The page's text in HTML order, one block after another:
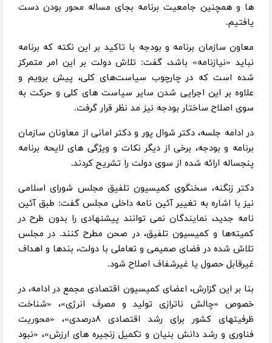
ها و همچنین جامعیت برنامه بجای مساله محور بودن دست
یافتیم.
معاون سازمان برنامه و بودجه با تاکید بر این نکته که برنامه
نباید «نیازنامه» باشد، گفت: تلاش دولت بر این امر متمرکز
شده است که در چارچوب سیاست‌های کلی، پیش برویم و
علاوه بر این اجرایی شدن سایر سیاست های کلی و حرکت به
سوی اصلاح ساختار بودجه نیز مد نظر قرار گرفت.
در ادامه جلسه، دکتر شوال پور و دکتر امانی از معاونان سازمان
برنامه و بودجه، برخی از دیگر نکات و ویژگی های لایحه برنامه
پنجساله ارائه شده از سوی دولت را تشریح کردند.
دکتر زنگنه، سخنگوی کمیسیون تلفیق مجلس شورای اسلامی
نیز با اشاره به تغییر آئین نامه داخلی مجلس گفت: طبق آئین
نامه جدید، نمایندگان نمی توانند پیشنهادی را بدون طرح در
کمیته‌ها و کمیسیون تلفیق، در صحن مطرح کنند. در مجلس
تلاش شده در فضای صمیمی و تعاملی با دولت، بندها و اهداف
غیرقابل حصول یا غیرشفاف اصلاح شود.
بنا بر این گزارش، اعضای کمیسیون اقتصادی مجمع در ادامه، در
خصوص «چالش ناترازی تولید و مصرف انرژی»، «شناخت
ظرفیتهای کشور برای رشد اقتصادی ۸درصدی»، «محوریت
فناوری و رشد دانش بنیان و تکمیل زنجیره های ارزش»، «نبود